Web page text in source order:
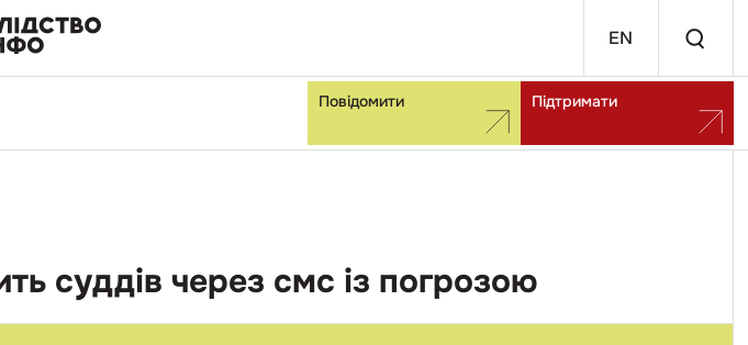
EN
Повідомити Підтримати
суддів через смс із погрозою